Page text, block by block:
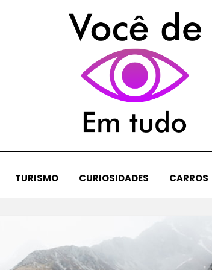
TURISMO CURIOSIDADES CARROS